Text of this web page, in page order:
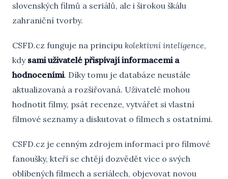
slovenských filmů a seriálů, ale i širokou škálu
zahraniční tvorby.
CSFD.cz funguje na principu kolektivní inteligence,
kdy sami uživatelé přispívají informacemi a
hodnoceními. Díky tomu je databáze neustále
aktualizovaná a rozšiřovaná. Uživatelé mohou
hodnotit filmy, psát recenze, vytvářet si vlastní
filmové seznamy a diskutovat o filmech s ostatními.
CSFD.cz je cenným zdrojem informací pro filmové
fanoušky, kteří se chtějí dozvědět více o svých
oblíbených filmech a seriálech, objevovat novou